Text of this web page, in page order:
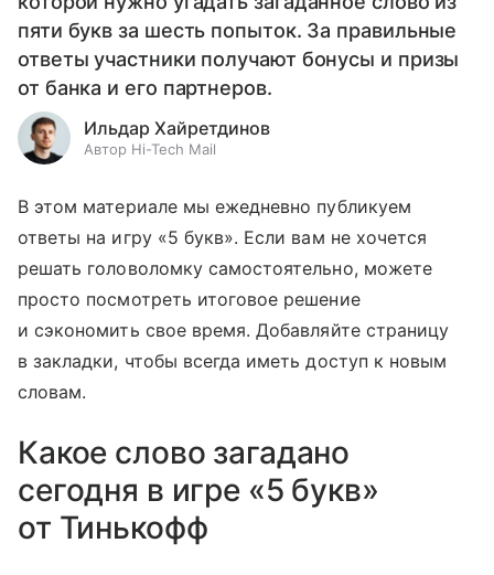
пяти букв за шесть попыток. За правильные
ответы участники получают бонусы и призы
от банка и его партнеров.
Ильдар Хайретдинов
Автор Hi-Tech Mail
В этом материале мы ежедневно публикуем
ответы на игру «5 букв». Если вам не хочется
решать головоломку самостоятельно, можете
просто посмотреть итоговое решение
и сэкономить свое время. Добавляйте страницу
в закладки, чтобы всегда иметь доступ к новым
словам.
Какое слово загадано
сегодня в игре «5 букв»
от Тинькофф